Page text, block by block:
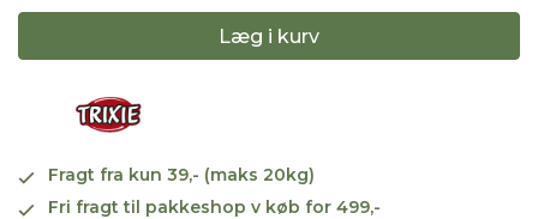
Læg i kurv
Fragt fra kun 39,- (maks 20kg)
Fri fragt til pakkeshop v køb for 499,-